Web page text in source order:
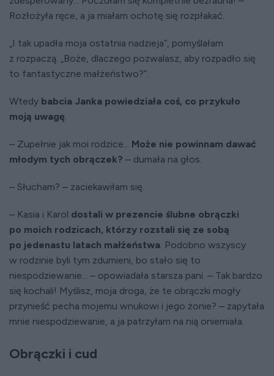
Rozłożyła ręce, a ja miałam ochotę się rozpłakać.
„I tak upadła moja ostatnia nadzieja”, pomyślałam
z rozpaczą. „Boże, dlaczego pozwalasz, aby rozpadło się
to fantastyczne małżeństwo?”.
Wtedy babcia Janka powiedziała coś, co przykuło
moją uwagę.
– Zupełnie jak moi rodzice... Może nie powinnam dawać
młodym tych obrączek? – dumała na głos.
– Słucham? – zaciekawiłam się.
– Kasia i Karol dostali w prezencie ślubne obrączki
po moich rodzicach, którzy rozstali się ze sobą
po jedenastu latach małżeństwa. Podobno wszyscy
w rodzinie byli tym zdumieni, bo stało się to
niespodziewanie... – opowiadała starsza pani. – Tak bardzo
się kochali! Myślisz, moja droga, że te obrączki mogły
przynieść pecha mojemu wnukowi i jego żonie? – zapytała
mnie niespodziewanie, a ja patrzyłam na nią oniemiała.
Obrączki i cud